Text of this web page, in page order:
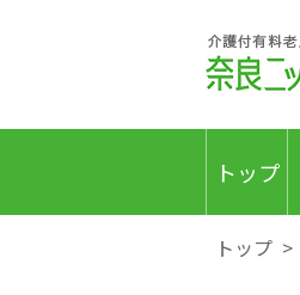
トップ
トップ >